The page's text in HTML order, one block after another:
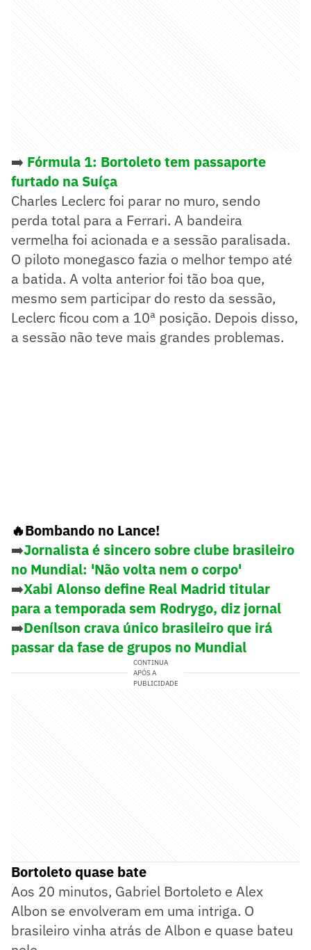
➡️ Fórmula 1: Bortoleto tem passaporte
furtado na Suíça
Charles Leclerc foi parar no muro, sendo
perda total para a Ferrari. A bandeira
vermelha foi acionada e a sessão paralisada.
O piloto monegasco fazia o melhor tempo até
a batida. A volta anterior foi tão boa que,
mesmo sem participar do resto da sessão,
Leclerc ficou com a 10ª posição. Depois disso,
a sessão não teve mais grandes problemas.
🔥Bombando no Lance!
➡️Jornalista é sincero sobre clube brasileiro
no Mundial: 'Não volta nem o corpo'
➡️Xabi Alonso define Real Madrid titular
para a temporada sem Rodrygo, diz jornal
➡️Denílson crava único brasileiro que irá
passar da fase de grupos no Mundial
CONTINUA
APÓS A
PUBLICIDADE
Bortoleto quase bate
Aos 20 minutos, Gabriel Bortoleto e Alex
Albon se envolveram em uma intriga. O
brasileiro vinha atrás de Albon e quase bateu